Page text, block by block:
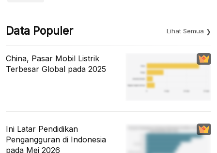
Data Populer Lihat Semua
China, Pasar Mobil Listrik
Terbesar Global pada 2025
Ini Latar Pendidikan
Pengangguran di Indonesia
pada Mei 2026